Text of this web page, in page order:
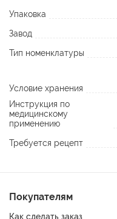
Упаковка
Завод
Тип номенклатуры
Условие хранения
Инструкция по
медицинскому
применению
Требуется рецепт
Покупателям
Как сделать заказ